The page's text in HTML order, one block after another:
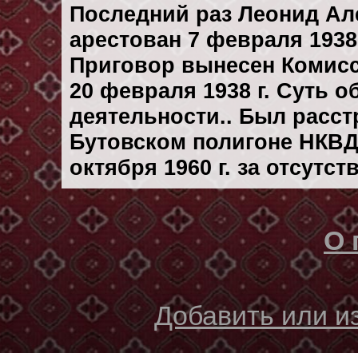
Последний раз Леонид
арестован 7 февраля 1938
Приговор вынесен
20 февраля 1938 г. Суть
деятельности.. Был
Бутовском полигоне
октября 1960 г. за
О
Добавить или